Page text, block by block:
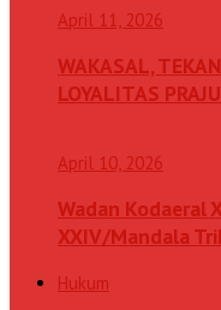
April 11, 2026
WAKASAL,
LOYALITAS
April 10, 2026
Wadan Kodaeral
XXIV/Mandala
Hukum